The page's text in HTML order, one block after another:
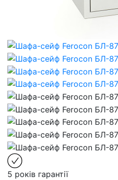
5 років гарантії